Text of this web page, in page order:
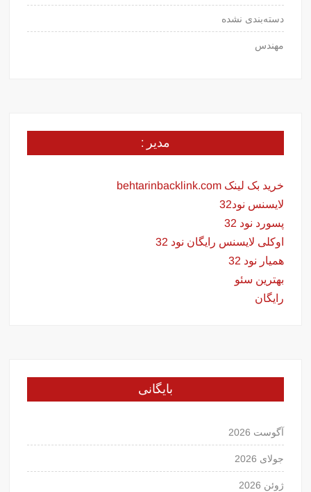
دسته‌بندی نشده
مهندس
مدیر :
خرید بک لینک behtarinbacklink.com
لایسنس نود32
پسورد نود 32
اوکلی لایسنس رایگان نود 32
همیار نود 32
بهترین سئو
رایگان
بایگانی
آگوست 2026
جولای 2026
ژوئن 2026